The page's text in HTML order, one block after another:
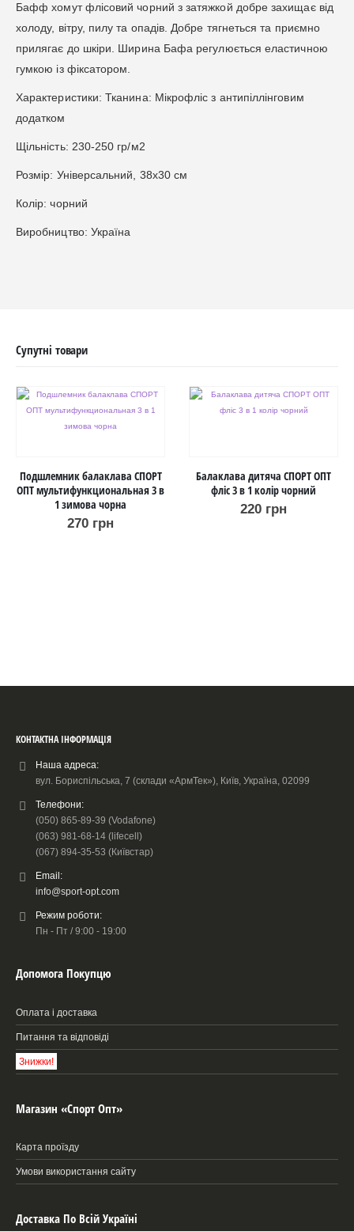
Бафф хомут флісовий чорний з затяжкой добре захищає від
холоду, вітру, пилу та опадів. Добре тягнеться та приємно
прилягає до шкіри. Ширина Бафа регулюється еластичною
гумкою із фіксатором.
Характеристики: Тканина: Мікрофліс з антипіллінговим
додатком
Щільність: 230-250 гр/м2
Розмір: Універсальний, 38х30 см
Колір: чорний
Виробництво: Україна
Супутні товари
Подшлемник балаклава СПОРТ
ОПТ мультифункциональная 3 в
1 зимова чорна
270 грн
Балаклава дитяча СПОРТ ОПТ
фліс 3 в 1 колір чорний
220 грн
КОНТАКТНА ІНФОРМАЦІЯ
Наша адреса:
вул. Бориспільська, 7 (склади «АрмТек»), Київ, Україна, 02099
Телефони:
(050) 865-89-39 (Vodafone)
(063) 981-68-14 (lifecell)
(067) 894-35-53 (Київстар)
Email:
info@sport-opt.com
Режим роботи:
Пн - Пт / 9:00 - 19:00
Допомога Покупцю
Оплата і доставка
Питання та відповіді
Знижки!
Магазин «Спорт Опт»
Карта проїзду
Умови використання сайту
Доставка По Всій Україні